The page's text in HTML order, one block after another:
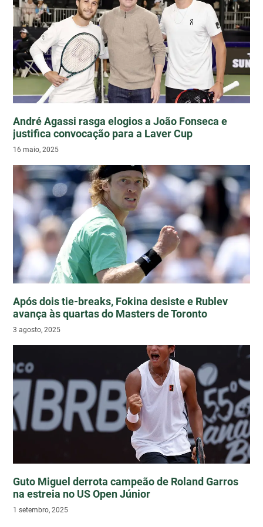
André Agassi rasga elogios a João Fonseca e
justifica convocação para a Laver Cup
16 maio, 2025
Após dois tie-breaks, Fokina desiste e Rublev
avança às quartas do Masters de Toronto
3 agosto, 2025
Guto Miguel derrota campeão de Roland Garros
na estreia no US Open Júnior
1 setembro, 2025